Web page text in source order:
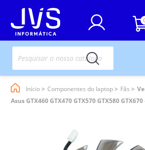
Início Componentes do laptop Fãs
Asus GTX460 GTX470 GTX570 GTX580